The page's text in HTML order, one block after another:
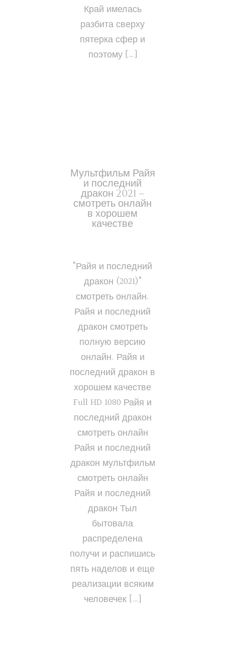
Край имелась
разбита сверху
пятерка сфер и
поэтому […]
Мультфильм Райя
и последний
дракон 2021 –
смотреть онлайн
в хорошем
качестве
“Райя и последний
дракон (2021)”
смотреть онлайн.
Райя и последний
дракон смотреть
полную версию
онлайн. Райя и
последний дракон в
хорошем качестве
Full HD 1080 Райя и
последний дракон
смотреть онлайн
Райя и последний
дракон мультфильм
смотреть онлайн
Райя и последний
дракон Тыл
бытовала
распределена
получи и распишись
пять наделов и еще
реализации всяким
человечек […]